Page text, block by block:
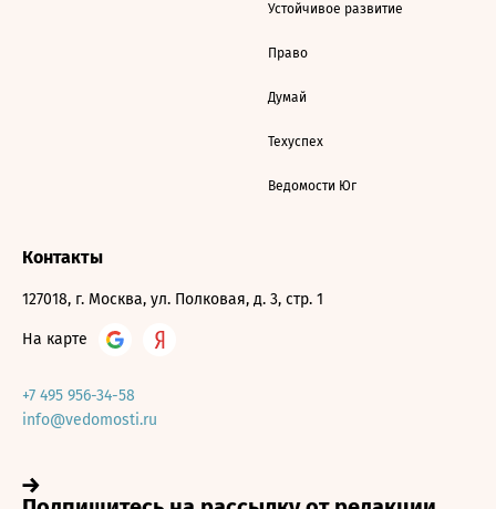
Устойчивое развитие
Право
Думай
Техуспех
Ведомости Юг
Контакты
127018, г. Москва, ул. Полковая, д. 3, стр. 1
На карте
+7 495 956-34-58
info@vedomosti.ru